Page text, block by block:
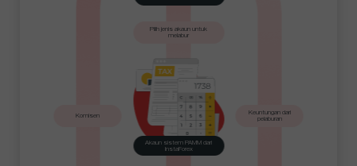
Akaun sistem PAMM dari
InstaForex
Keuntungan dari
pelaburan
Pilih jenis akaun untuk
melabur
Komisen